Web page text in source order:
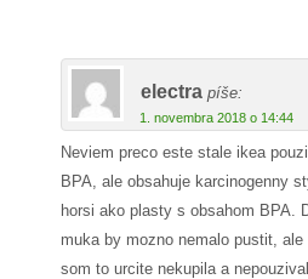
electra píše:
1. novembra 2018 o 14:44
Neviem preco este stale ikea
BPA, ale obsahuje karcinogenny
horsi ako plasty s obsahom BPA.
muka by mozno nemalo pustit,
som to urcite nekupila a